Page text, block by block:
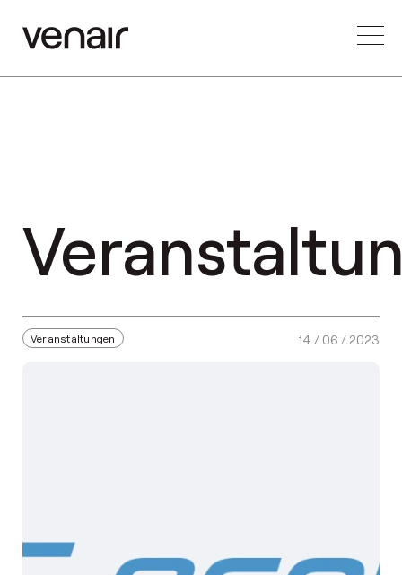
Veranstaltungen 14 / 06 / 2023